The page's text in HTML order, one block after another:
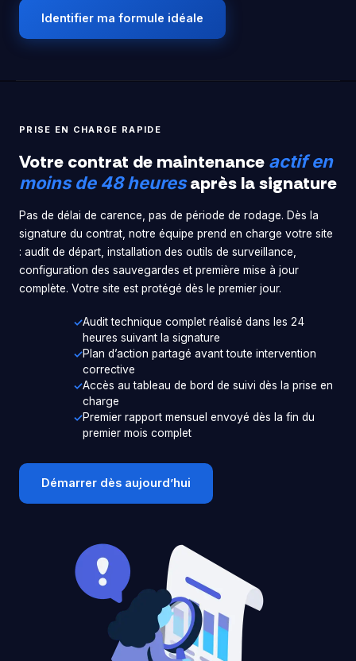
Identifier ma formule idéale
PRISE EN CHARGE RAPIDE
Votre contrat de maintenance actif en
moins de 48 heuresaprès la signature
Pas de délai de carence, pas de période de rodage. Dès la
signature du contrat, notre équipe prend en charge votre site
: audit de départ, installation des outils de surveillance,
configuration des sauvegardes et première mise à jour
complète. Votre site est protégé dès le premier jour.
Audit technique complet réalisé dans les 24
heures suivant la signature
Plan d’action partagé avant toute intervention
corrective
Accès au tableau de bord de suivi dès la prise en
charge
Premier rapport mensuel envoyé dès la fin du
premier mois complet
Démarrer dès aujourd’hui